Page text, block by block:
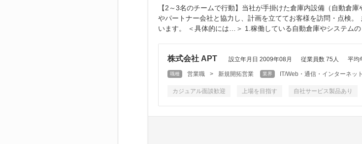
【2～3名のチームで行動】当社が手掛けた倉庫内設備（自動倉
やパートナー会社と協力し、計画を立ててお客様を訪問・点検
います。 ＜具体的には…＞ 1.稼働している自動倉庫やシステムの
株式会社 APT 設立年月日 2009年08月 従業員数 75人 平均
職種 営業職 > 新規開拓営業 業界 IT/Web・通信・インターネッ
カジュアル面談歓迎 上場を目指す 自社サービス製品あり